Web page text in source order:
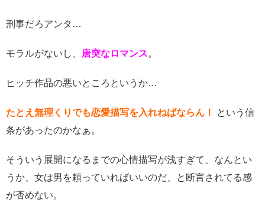
刑事だろアンタ…
モラルがないし、 唐突なロマンス。
ヒッチ作品の悪いところというか…
たとえ無理くりでも恋愛描写を入れねばならん！
という信
条があったのかなぁ。
そういう展開になるまでの心情描写が浅すぎて、なんとい
うか、女は男を頼っていればいいのだ、と断言されてる感
が否めない。